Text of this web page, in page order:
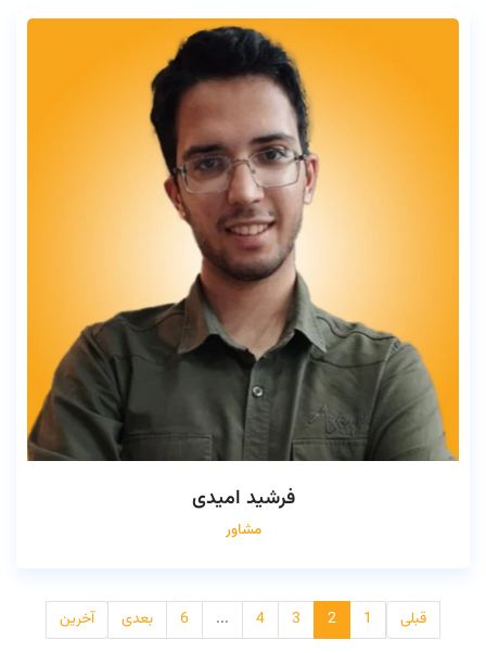
فرشید امیدی
مشاور
قبلی 1
2
3
4
...
6 بعدی آخرین